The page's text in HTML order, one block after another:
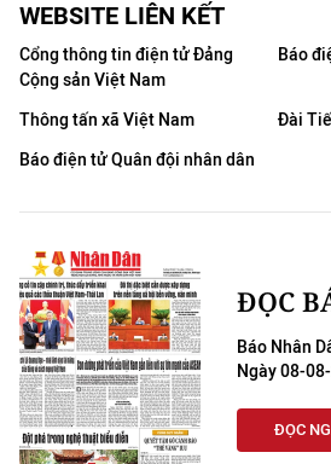
WEBSITE LIÊN KẾT
Cổng thông tin điện tử Đảng
Cộng sản Việt Nam
Báo
Thông tấn xã Việt Nam
Đài
Báo điện tử Quân đội nhân dân
ĐỌC
Báo Nhân
Ngày 08-
ĐỌC